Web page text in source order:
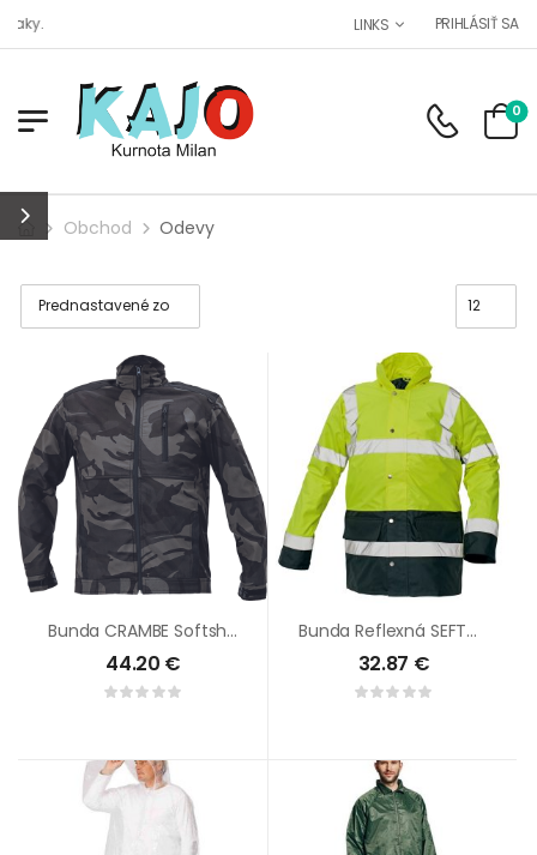
LINKS PRIHLÁSIŤ SA
0
Obchod Odevy
Bunda CRAMBE Softshellová
44.20 €
Bunda Reflexná SEFTON
32.87 €